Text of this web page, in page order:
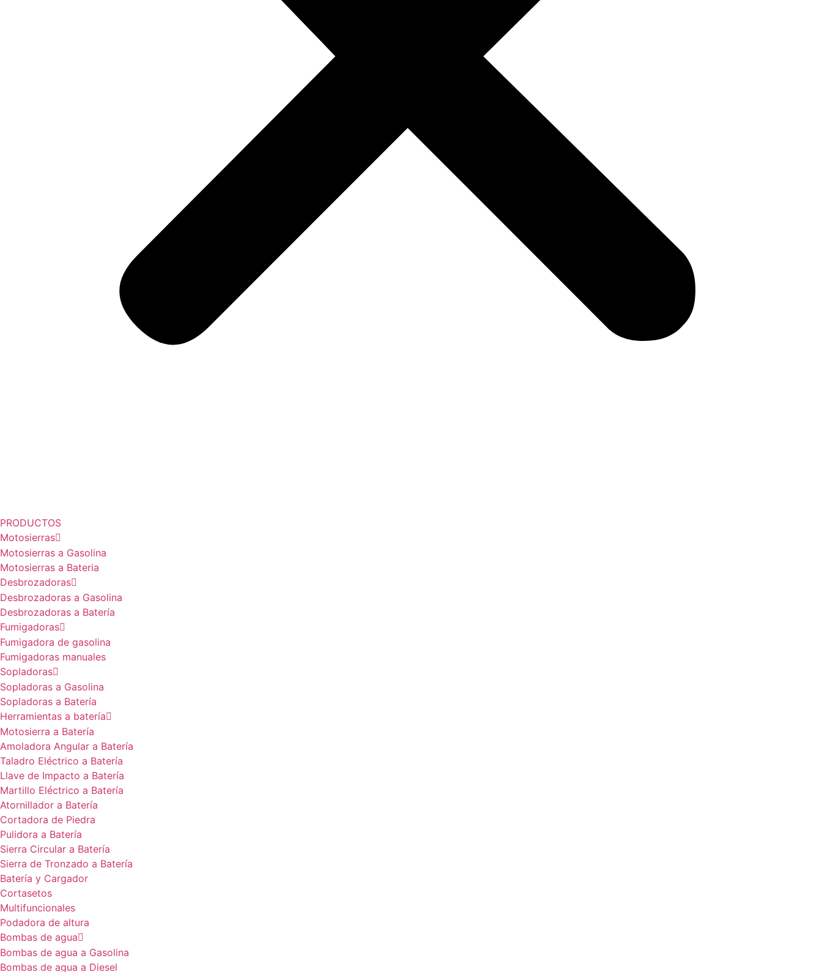
PRODUCTOS
Motosierras
Motosierras a Gasolina
Motosierras a Bateria
Desbrozadoras
Desbrozadoras a Gasolina
Desbrozadoras a Batería
Fumigadoras
Fumigadora de gasolina
Fumigadoras manuales
Sopladoras
Sopladoras a Gasolina
Sopladoras a Batería
Herramientas a batería
Motosierra a Batería
Amoladora Angular a Batería
Taladro Eléctrico a Batería
Llave de Impacto a Batería
Martillo Eléctrico a Batería
Atornillador a Batería
Cortadora de Piedra
Pulidora a Batería
Sierra Circular a Batería
Sierra de Tronzado a Batería
Batería y Cargador
Cortasetos
Multifuncionales
Podadora de altura
Bombas de agua
Bombas de agua a Gasolina
Bombas de agua a Diesel